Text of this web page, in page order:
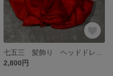
2,800円